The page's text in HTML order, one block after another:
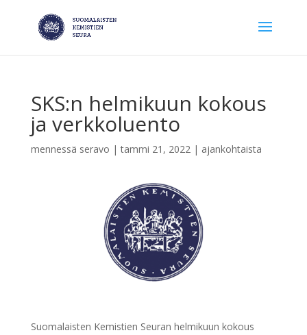
SKS:n helmikuun kokous
ja verkkoluento
mennessä seravo |tammi 21, 2022| ajankohtaista
Suomalaisten Kemistien Seuran helmikuun kokous